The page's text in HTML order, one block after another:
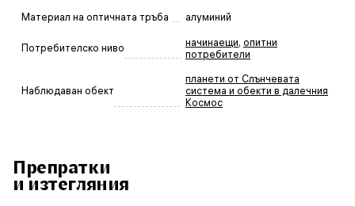
Материал на оптичната тръба алуминий
Потребителско ниво начинаещи, опитни
потребители
Наблюдаван обект
планети от Слънчевата
система и обекти в далечния
Космос
Препратки
и изтегляния